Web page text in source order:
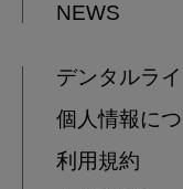
NEWS
デンタルラ
個人情報に
利用規約